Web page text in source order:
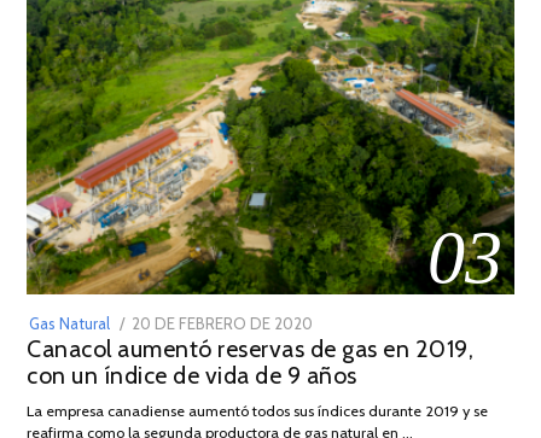
03
Gas Natural
POSTED
ON
20 DE FEBRERO DE 2020
DE
JULIO
2025
Canacol aumentó reservas de gas en 2019,
con un índice de vida de 9 años
La empresa canadiense aumentó todos sus índices durante 2019 y se
reafirma como la segunda productora de gas natural en …